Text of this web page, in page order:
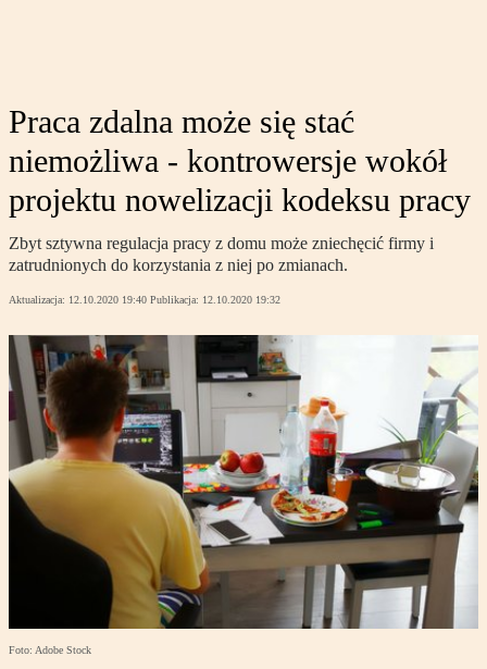
Praca zdalna może się stać
niemożliwa - kontrowersje wokół
projektu nowelizacji kodeksu pracy
Zbyt sztywna regulacja pracy z domu może zniechęcić firmy i
zatrudnionych do korzystania z niej po zmianach.
Aktualizacja: 12.10.2020 19:40 Publikacja: 12.10.2020 19:32
Foto: Adobe Stock